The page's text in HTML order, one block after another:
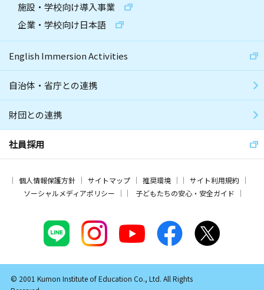
施設・学校向け導入事業
企業・学校向け日本語
English Immersion Activities
自治体・省庁との連携
財団との連携
社員採用
個人情報保護方針 サイトマップ 推奨環境
サイト利用規約
ソーシャルメディアポリシー
子どもたちの安心・安全ガイド
© 2001 Kumon Institute of Education Co., Ltd. All Rights